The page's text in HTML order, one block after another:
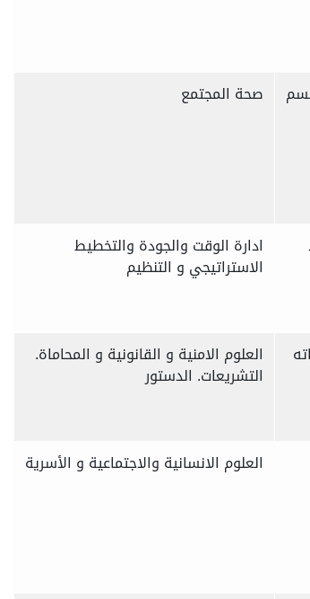
صحة المجتمع
ادارة الوقت والجودة والتخطيط
الاستراتيجي و التنظيم
العلوم الامنية و القانونية و المحاماة.
التشريعات. الدستور
العلوم الانسانية والاجتماعية و الأسرية